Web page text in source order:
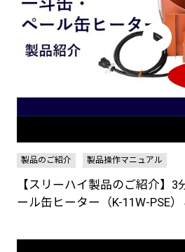
製品のご紹介 製品操作マニュアル
【スリーハイ製品のご紹介】
ール缶ヒーター（K-11W-PSE）